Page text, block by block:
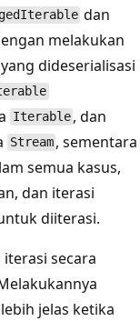
dan
melakukan
dideserialisasi
Iterable , dan
Stream , sementara
semua kasus,
dan iterasi
diiterasi.
secara
jelas ketika